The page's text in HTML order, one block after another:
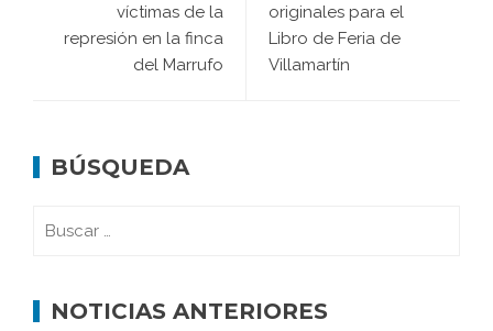
víctimas de la
represión en la finca
del Marrufo
originales para el
Libro de Feria de
Villamartín
BÚSQUEDA
NOTICIAS ANTERIORES